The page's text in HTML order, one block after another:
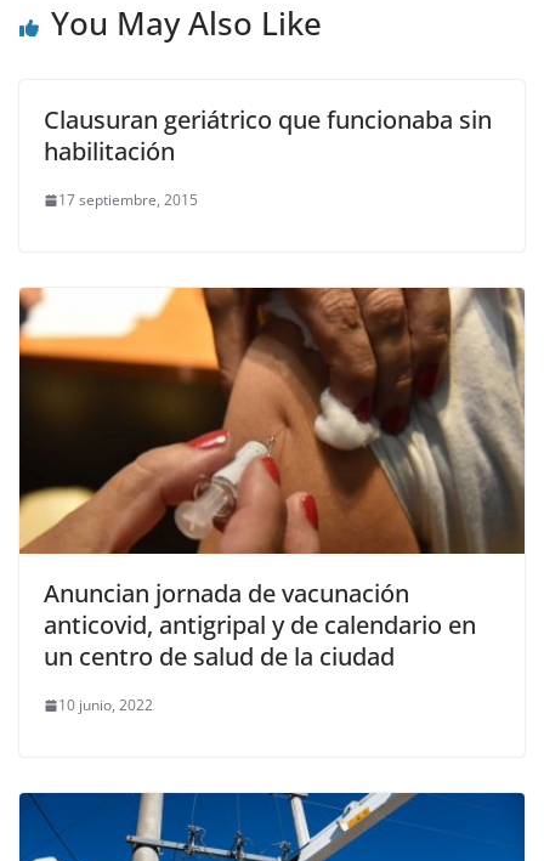
You May Also Like
Clausuran geriátrico que funcionaba sin
habilitación
17 septiembre, 2015
Anuncian jornada de vacunación
anticovid, antigripal y de calendario en
un centro de salud de la ciudad
10 junio, 2022